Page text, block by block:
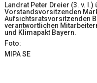
Landrat Peter Dreier (3. v.
Vorstandsvorsitzenden
Aufsichtsratsvorsitzenden
verantwortlichen
und Klimapakt Bayern.
Foto:
MIPA SE